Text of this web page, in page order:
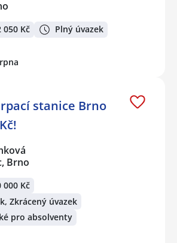
050 Kč Plný úvazek
stanice Brno
Brno
000 Kč
Zkrácený úvazek
pro absolventy